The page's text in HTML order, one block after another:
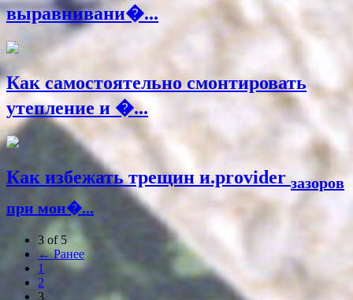
выравнивани�...
Как самостоятельно смонтировать
утепление и �...
Как избежать трещин и.provider зазоров
при мон�...
3 of 5
← Ранее
1
2
3